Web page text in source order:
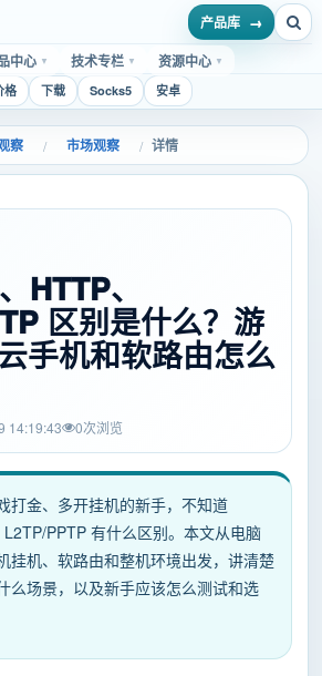
中心 ▼ 技术专栏 ▼ 资源中心 ▼
产品库
格 下载 Socks5 安卓
察 / 市场观察 / 详情
HTTP、
区别是什么？游
手机和软路由怎么
14:19:43 0次浏览
打金、多开挂机的新手，不知道
PPTP 有什么区别。本文从电脑
挂机、软路由和整机环境出发，讲清楚
么场景，以及新手应该怎么测试和选